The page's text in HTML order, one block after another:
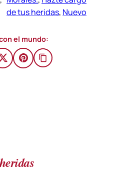
de tus heridas, Nuevo
el mundo: